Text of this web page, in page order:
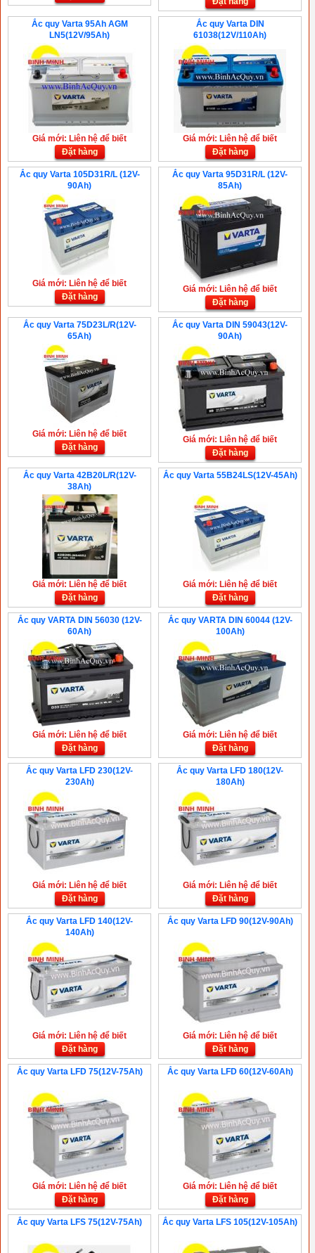
Ắc quy Varta 95Ah AGM
LN5(12V/95Ah)
Giá mới: Liên hệ để biết
Đặt hàng
Ắc quy Varta DIN
61038(12V/110Ah)
Giá mới: Liên hệ để biết
Đặt hàng
Ắc quy Varta 105D31R/L (12V-
90Ah)
Giá mới: Liên hệ để biết
Đặt hàng
Ắc quy Varta 95D31R/L (12V-
85Ah)
Giá mới: Liên hệ để biết
Đặt hàng
Ắc quy Varta 75D23L/R(12V-
65Ah)
Giá mới: Liên hệ để biết
Đặt hàng
Ắc quy Varta DIN 59043(12V-
90Ah)
Giá mới: Liên hệ để biết
Đặt hàng
Ắc quy Varta 42B20L/R(12V-
38Ah)
Giá mới: Liên hệ để biết
Đặt hàng
Ắc quy Varta 55B24LS(12V-45Ah)
Giá mới: Liên hệ để biết
Đặt hàng
Ắc quy VARTA DIN 56030 (12V-
60Ah)
Giá mới: Liên hệ để biết
Đặt hàng
Ắc quy VARTA DIN 60044 (12V-
100Ah)
Giá mới: Liên hệ để biết
Đặt hàng
Ắc quy Varta LFD 230(12V-
230Ah)
Giá mới: Liên hệ để biết
Đặt hàng
Ắc quy Varta LFD 180(12V-
180Ah)
Giá mới: Liên hệ để biết
Đặt hàng
Ắc quy Varta LFD 140(12V-
140Ah)
Giá mới: Liên hệ để biết
Đặt hàng
Ắc quy Varta LFD 90(12V-90Ah)
Giá mới: Liên hệ để biết
Đặt hàng
Ắc quy Varta LFD 75(12V-75Ah)
Giá mới: Liên hệ để biết
Đặt hàng
Ắc quy Varta LFD 60(12V-60Ah)
Giá mới: Liên hệ để biết
Đặt hàng
Ắc quy Varta LFS 75(12V-75Ah) Ắc quy Varta LFS 105(12V-105Ah)